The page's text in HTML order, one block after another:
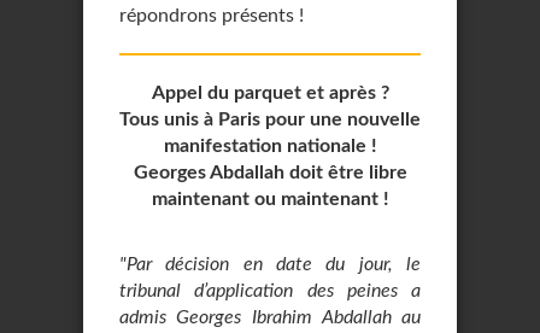
répondrons présents !
Appel du parquet et après ?
Tous unis à Paris pour une nouvelle
manifestation nationale !
Georges Abdallah doit être libre
maintenant ou maintenant !
"Par décision en date du jour, le
tribunal d’application des peines a
admis Georges Ibrahim Abdallah au